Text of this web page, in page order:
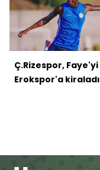
Ç.Rizespor, Faye'yi
Erokspor'a kiraladı